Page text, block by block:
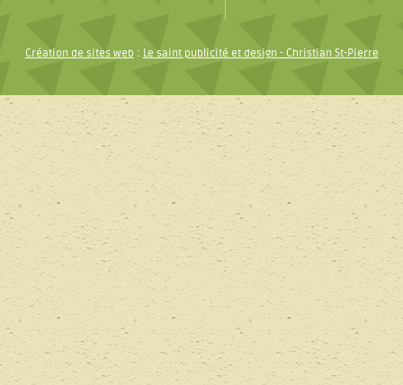
Création de sites web : Le saint publicité et design- Christian St-Pierre